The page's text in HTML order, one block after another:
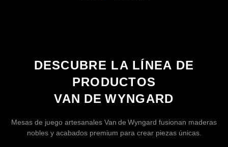
DESCUBRE LA LÍNEA DE
PRODUCTOS
VAN DE WYNGARD
Mesas de juego artesanales Van de Wyngard fusionan maderas
nobles y acabados premium para crear piezas únicas.